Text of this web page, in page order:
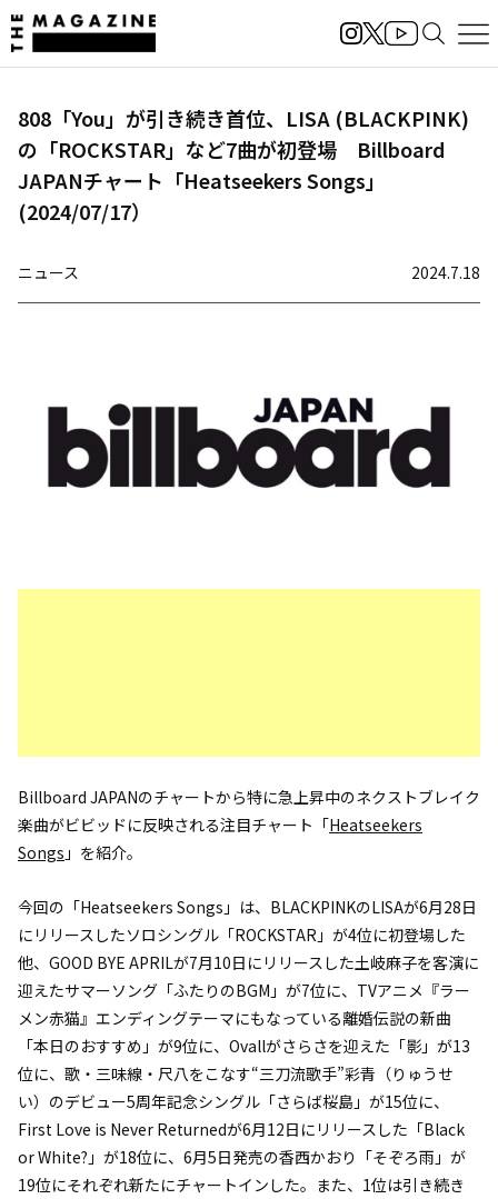
808「You」が引き続き首位、LISA (BLACKPINK)
の「ROCKSTAR」など7曲が初登場 Billboard
JAPANチャート「Heatseekers Songs」
(2024/07/17）
ニュース 2024.7.18
Billboard JAPANのチャートから特に急上昇中のネクストブレイク
楽曲がビビッドに反映される注目チャート「Heatseekers
Songs 」を紹介。
今回の「Heatseekers Songs」は、BLACKPINKのLISAが6月28日
にリリースしたソロシングル「ROCKSTAR」が4位に初登場した
他、GOOD BYE APRILが7月10日にリリースした土岐麻子を客演に
迎えたサマーソング「ふたりのBGM」が7位に、TVアニメ『ラー
メン赤猫』エンディングテーマにもなっている離婚伝説の新曲
「本日のおすすめ」が9位に、Ovallがさらさを迎えた「影」が13
位に、歌・三味線・尺八をこなす“三刀流歌手”彩青（りゅうせ
い）のデビュー5周年記念シングル「さらば桜島」が15位に、
First Love is Never Returnedが6月12日にリリースした「Black
or White?」が18位に、6月5日発売の香西かおり「そぞろ雨」が
19位にそれぞれ新たにチャートインした。また、1位は引き続き